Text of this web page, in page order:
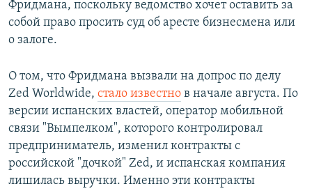
Фридмана, поскольку ведомство хочет оставить за
собой право просить суд об аресте бизнесмена или
о залоге.
О том, что Фридмана вызвали на допрос по делу
Zed Worldwide, стало известно в начале августа. По
версии испанских властей, оператор мобильной
связи "Вымпелком", которого контролировал
предприниматель, изменил контракты с
российской "дочкой" Zed, и испанская компания
лишилась выручки. Именно эти контракты